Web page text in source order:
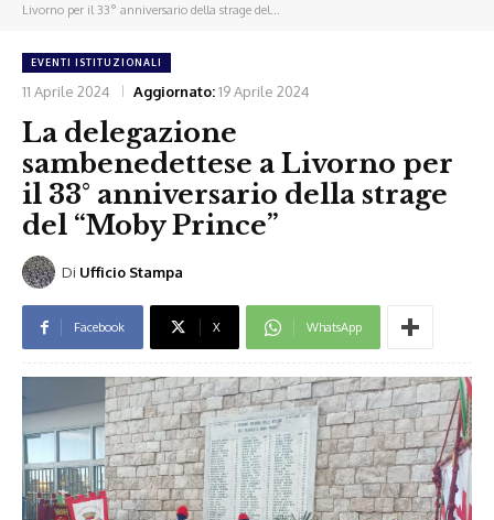
Livorno per il 33° anniversario della strage del...
EVENTI ISTITUZIONALI
11 Aprile 2024 Aggiornato:19 Aprile 2024
La delegazione
sambenedettese a Livorno per
il 33° anniversario della strage
del “Moby Prince”
Di Ufficio Stampa
Facebook X WhatsApp